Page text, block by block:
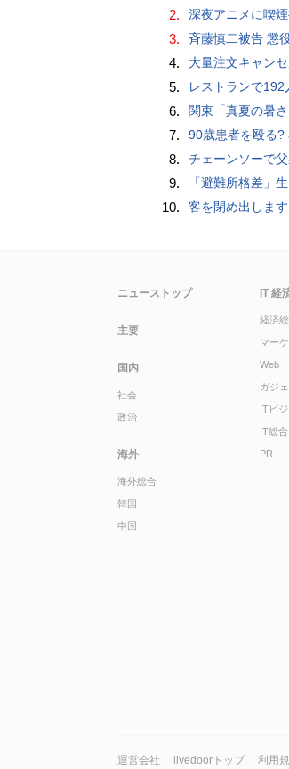
2. 深夜アニメに喫
3. 斉藤慎二被告 懲
4. 大量注文キャン
5. レストランで192
6. 関東「真夏の暑
7. 90歳患者を殴る?
8. チェーンソーで
9. 「避難所格差」
10. 客を閉め出しま
ニューストップ
主要
国内
社会
政治
海外
海外総合
韓国
中国
IT 経
経済
マー
Web
ガジ
ITビ
IT総合
PR
運営会社 livedoorトップ 利用